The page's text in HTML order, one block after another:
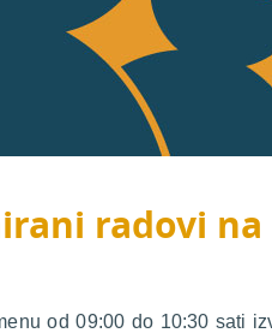
radovi
od 09:00 do 10:30 sati